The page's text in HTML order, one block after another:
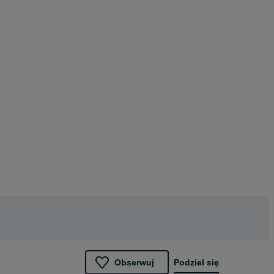
Obserwuj Podziel się